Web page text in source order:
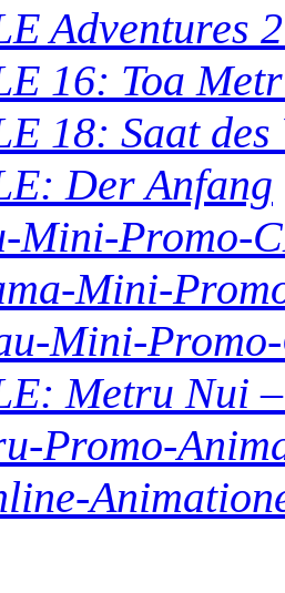
Adventures
16: Toa
18: Saat des
Der Anfang
Mini-Promo-
Mini-
Mini-
Metru Nui